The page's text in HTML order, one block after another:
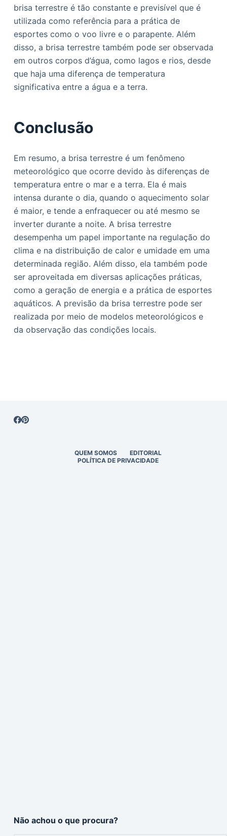
brisa terrestre é tão constante e previsível que é
utilizada como referência para a prática de
esportes como o voo livre e o parapente. Além
disso, a brisa terrestre também pode ser observada
em outros corpos d’água, como lagos e rios, desde
que haja uma diferença de temperatura
significativa entre a água e a terra.
Conclusão
Em resumo, a brisa terrestre é um fenômeno
meteorológico que ocorre devido às diferenças de
temperatura entre o mar e a terra. Ela é mais
intensa durante o dia, quando o aquecimento solar
é maior, e tende a enfraquecer ou até mesmo se
inverter durante a noite. A brisa terrestre
desempenha um papel importante na regulação do
clima e na distribuição de calor e umidade em uma
determinada região. Além disso, ela também pode
ser aproveitada em diversas aplicações práticas,
como a geração de energia e a prática de esportes
aquáticos. A previsão da brisa terrestre pode ser
realizada por meio de modelos meteorológicos e
da observação das condições locais.
QUEM SOMOS
EDITORIAL
POLÍTICA DE PRIVACIDADE
Não achou o que procura?